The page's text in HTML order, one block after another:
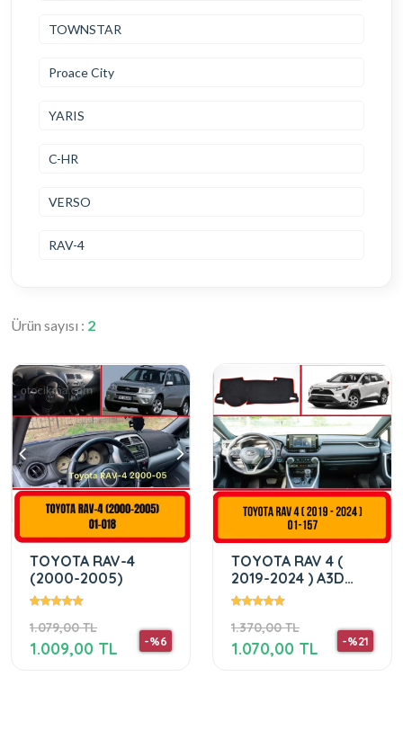
TOWNSTAR
Proace City
YARIS
C-HR
VERSO
RAV-4
Ürün sayısı : 2
TOYOTA RAV-4
(2000-2005)
1.079,00 TL
-%6
1.009,00 TL
TOYOTA RAV 4 (
2019-2024 ) A3D
TORPİDO KORUMA
1.370,00 TL
-%21
1.070,00 TL